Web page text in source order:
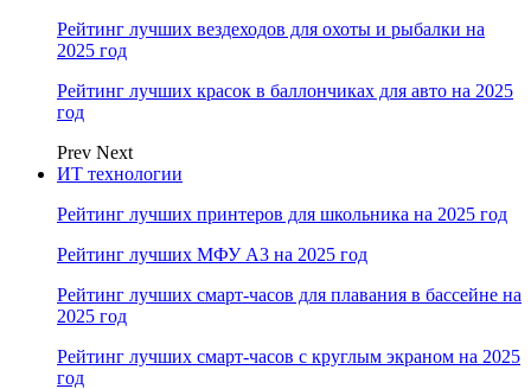
Рейтинг лучших вездеходов для охоты и рыбалки на
2025 год
Рейтинг лучших красок в баллончиках для авто на 2025
год
Prev Next
ИТ технологии
Рейтинг лучших принтеров для школьника на 2025 год
Рейтинг лучших МФУ А3 на 2025 год
Рейтинг лучших смарт-часов для плавания в бассейне на
2025 год
Рейтинг лучших смарт-часов с круглым экраном на 2025
год